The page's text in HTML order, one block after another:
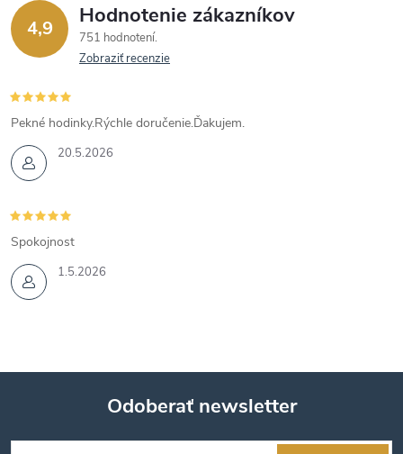
4,9 Hodnotenie zákazníkov
751 hodnotení
Zobraziť recenzie
20.5.2026
Pekné hodinky.Rýchle doručenie.Ďakujem.
1.5.2026
Spokojnost
Odoberať newsletter